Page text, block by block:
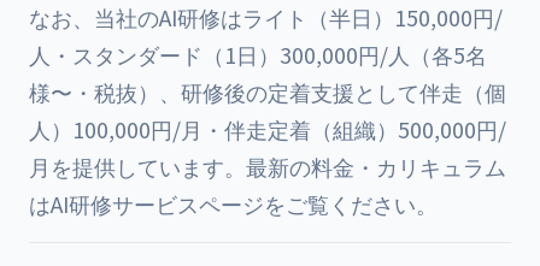
なお、当社のAI研修はライト（半日）150,000円/
人・スタンダード（1日）300,000円/人（各5名
様〜・税抜）、研修後の定着支援として伴走（個
人）100,000円/月・伴走定着（組織）500,000円/
月を提供しています。最新の料金・カリキュラム
はAI研修サービスページをご覧ください。